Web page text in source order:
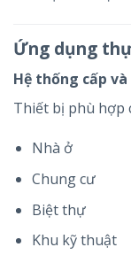
Ứng dụng
Hệ thống cấp
Thiết bị phù hợp
Nhà ở
Chung cư
Biệt thự
Khu kỹ thuật